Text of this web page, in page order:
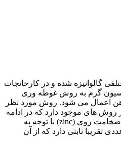
گالوانیزه شده و در کارخانجات
گرم به روش غوطه وری
اعمال می شود. روش مورد نظر
روش های موجود دارد که در ادامه
مقاله به آن اشاره خواهیم کرد. ضخامت روی (zinc) با توجه به
ثابتی دارد که از آن